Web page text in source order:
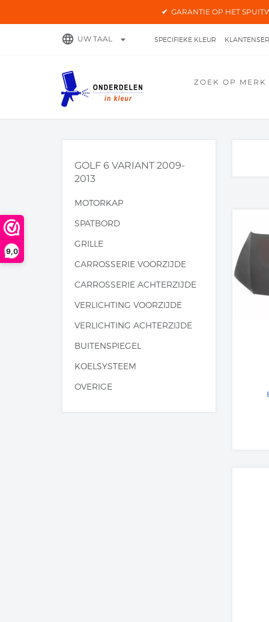
9,0
✔ GARANTIE OP HET
language UW TAAL arrow_drop_down SPECIFIEKE KLEUR
ZOEK OP MERK
GOLF 6 VARIANT 2009-
2013
MOTORKAP
SPATBORD
GRILLE
CARROSSERIE VOORZIJDE
CARROSSERIE ACHTERZIJDE
VERLICHTING VOORZIJDE
VERLICHTING ACHTERZIJDE
BUITENSPIEGEL
KOELSYSTEEM
OVERIGE